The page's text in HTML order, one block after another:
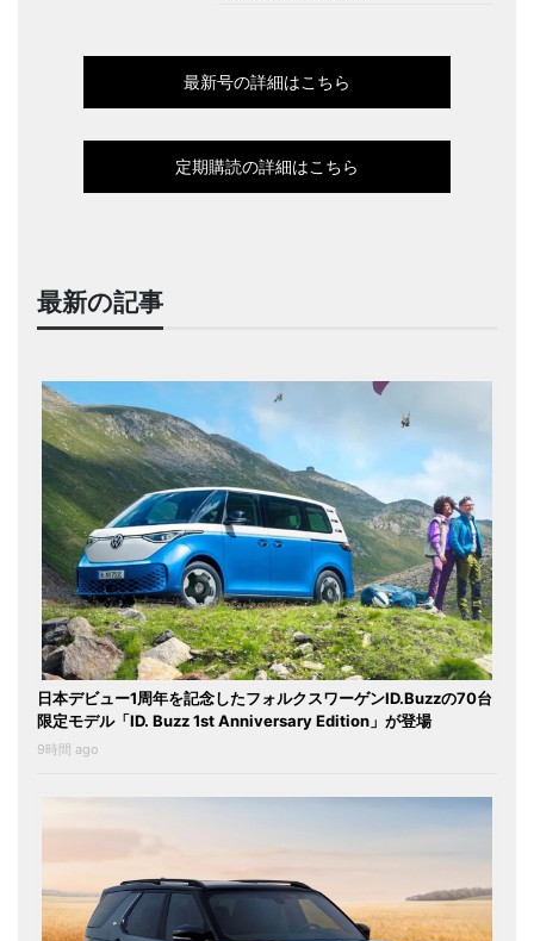
最新号の詳細はこちら
定期購読の詳細はこちら
最新の記事
日本デビュー1周年を記念したフォルクスワーゲンID.Buzzの70台
限定モデル「ID. Buzz 1st Anniversary Edition」が登場
9時間 ago